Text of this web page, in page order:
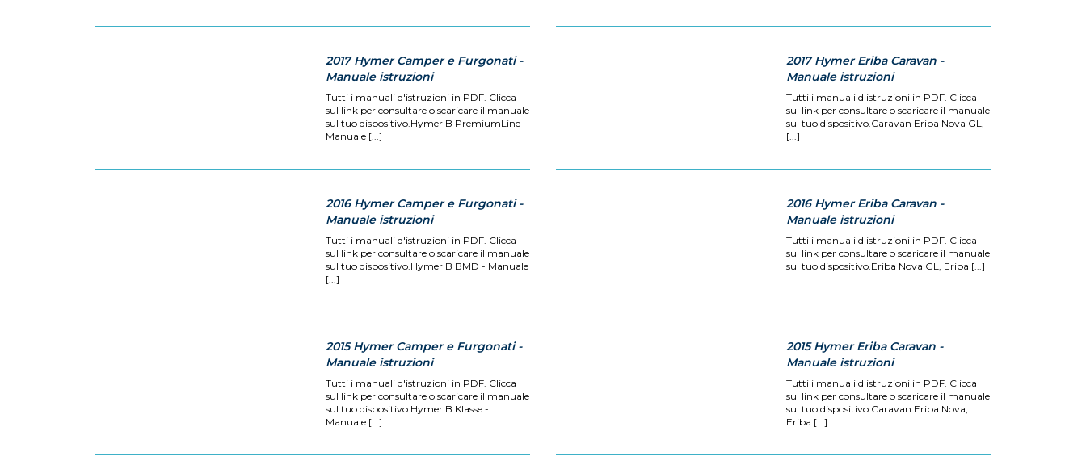
2017 Hymer Camper e Furgonati -
Manuale istruzioni
Tutti i manuali d'istruzioni in PDF. Clicca
sul link per consultare o scaricare il manuale
sul tuo dispositivo.Hymer B PremiumLine -
Manuale [...]
2017 Hymer Eriba Caravan -
Manuale istruzioni
Tutti i manuali d'istruzioni in PDF. Clicca
sul link per consultare o scaricare il manuale
sul tuo dispositivo.Caravan Eriba Nova GL,
[...]
2016 Hymer Camper e Furgonati -
Manuale istruzioni
Tutti i manuali d'istruzioni in PDF. Clicca
sul link per consultare o scaricare il manuale
sul tuo dispositivo.Hymer B BMD - Manuale
[...]
2016 Hymer Eriba Caravan -
Manuale istruzioni
Tutti i manuali d'istruzioni in PDF. Clicca
sul link per consultare o scaricare il manuale
sul tuo dispositivo.Eriba Nova GL, Eriba [...]
2015 Hymer Camper e Furgonati -
Manuale istruzioni
Tutti i manuali d'istruzioni in PDF. Clicca
sul link per consultare o scaricare il manuale
sul tuo dispositivo.Hymer B Klasse -
Manuale [...]
2015 Hymer Eriba Caravan -
Manuale istruzioni
Tutti i manuali d'istruzioni in PDF. Clicca
sul link per consultare o scaricare il manuale
sul tuo dispositivo.Caravan Eriba Nova,
Eriba [...]